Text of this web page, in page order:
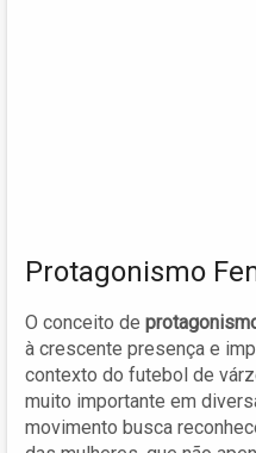
Protagonismo
O conceito de
à crescente presença e
contexto do futebol de
muito importante em
movimento busca